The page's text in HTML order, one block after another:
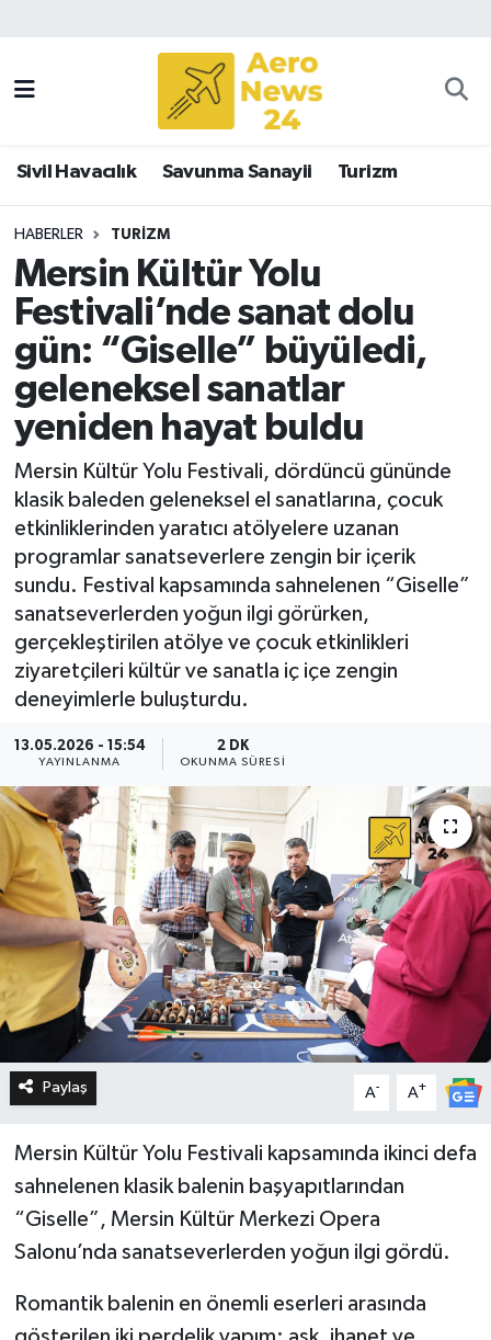
Sivil Havacılık Savunma Sanayii Turizm
HABERLER TURIZM
Mersin Kültür Yolu
Festivali’nde sanat dolu
gün: “Giselle” büyüledi,
geleneksel sanatlar
yeniden hayat buldu
Mersin Kültür Yolu Festivali, dördüncü gününde
klasik baleden geleneksel el sanatlarına, çocuk
etkinliklerinden yaratıcı atölyelere uzanan
programlar sanatseverlere zengin bir içerik
sundu. Festival kapsamında sahnelenen “Giselle”
sanatseverlerden yoğun ilgi görürken,
gerçekleştirilen atölye ve çocuk etkinlikleri
ziyaretçileri kültür ve sanatla iç içe zengin
deneyimlerle buluşturdu.
13.05.2026 - 15:54
YAYINLANMA
2 DK
OKUNMA SÜRESI
Paylaş A- A+
Mersin Kültür Yolu Festivali kapsamında ikinci defa
sahnelenen klasik balenin başyapıtlarından
“Giselle”, Mersin Kültür Merkezi Opera
Salonu’nda sanatseverlerden yoğun ilgi gördü.
Romantik balenin en önemli eserleri arasında